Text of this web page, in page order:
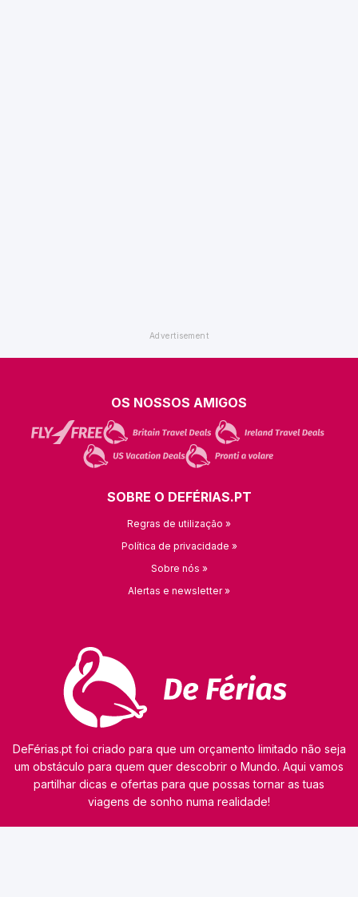
DeFérias.pt foi criado para que um orçamento limitado não seja
um obstáculo para quem quer descobrir o Mundo. Aqui vamos
partilhar dicas e ofertas para que possas tornar as tuas
viagens de sonho numa realidade!
© 2026 kamaviNET sp. z o.o.
OS NOSSOS AMIGOS
SOBRE O DEFÉRIAS.PT
Regras de utilização »
Política de privacidade »
Sobre nós »
Alertas e newsletter »